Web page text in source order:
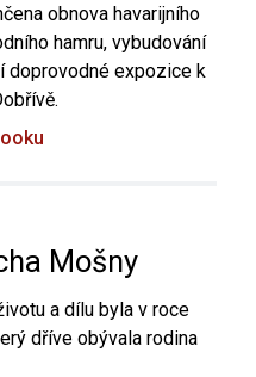
obnova havarijního
hamru, vybudování
doprovodné expozice k
Mošny
a dílu byla v roce
dříve obývala rodina